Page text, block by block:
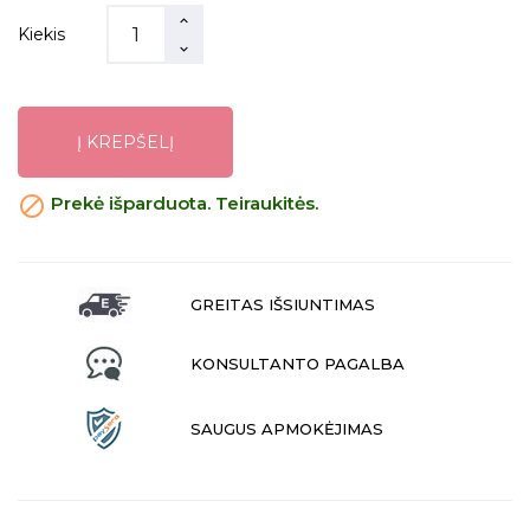
Kiekis
Į KREPŠELĮ
 Prekė išparduota. Teiraukitės.
GREITAS IŠSIUNTIMAS
KONSULTANTO PAGALBA
SAUGUS APMOKĖJIMAS